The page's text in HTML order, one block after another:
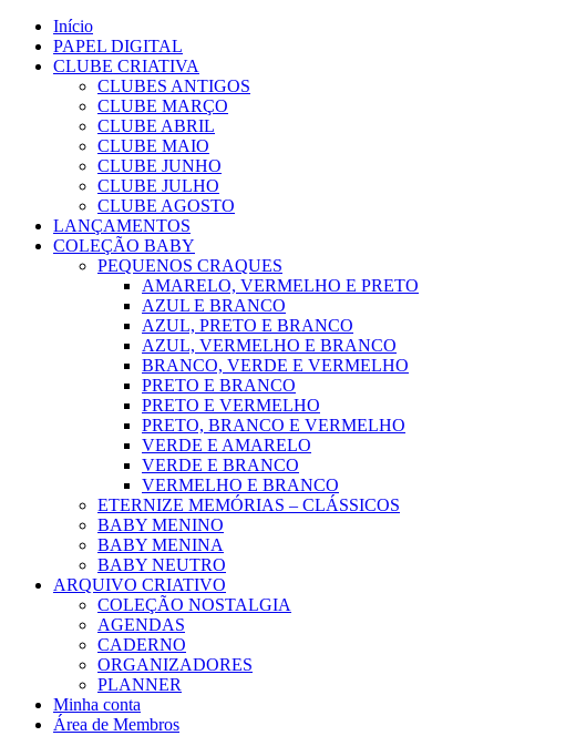
Início
PAPEL DIGITAL
CLUBE CRIATIVA
CLUBES ANTIGOS
CLUBE MARÇO
CLUBE ABRIL
CLUBE MAIO
CLUBE JUNHO
CLUBE JULHO
CLUBE AGOSTO
LANÇAMENTOS
COLEÇÃO BABY
PEQUENOS CRAQUES
AMARELO, VERMELHO E PRETO
AZUL E BRANCO
AZUL, PRETO E BRANCO
AZUL, VERMELHO E BRANCO
BRANCO, VERDE E VERMELHO
PRETO E BRANCO
PRETO E VERMELHO
PRETO, BRANCO E VERMELHO
VERDE E AMARELO
VERDE E BRANCO
VERMELHO E BRANCO
ETERNIZE MEMÓRIAS – CLÁSSICOS
BABY MENINO
BABY MENINA
BABY NEUTRO
ARQUIVO CRIATIVO
COLEÇÃO NOSTALGIA
AGENDAS
CADERNO
ORGANIZADORES
PLANNER
Minha conta
Área de Membros